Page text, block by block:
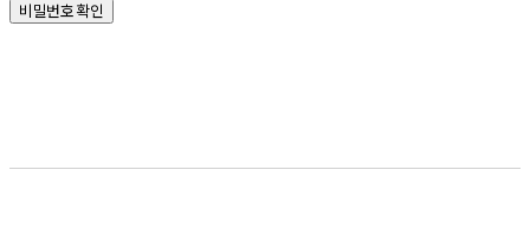
비밀번호 확인